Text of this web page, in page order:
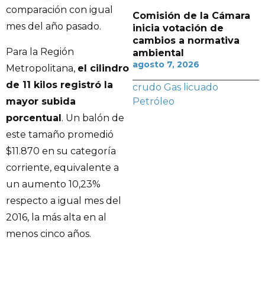
comparación con igual
mes del año pasado.
Para la Región
Metropolitana, el cilindro
de 11 kilos registró la
mayor subida
porcentual. Un balón de
este tamaño promedió
$11.870 en su categoría
corriente, equivalente a
un aumento 10,23%
respecto a igual mes del
2016, la más alta en al
menos cinco años.
Comisión de la Cámara
inicia votación de
cambios a normativa
ambiental
agosto 7, 2026
crudo Gas licuado
Petróleo